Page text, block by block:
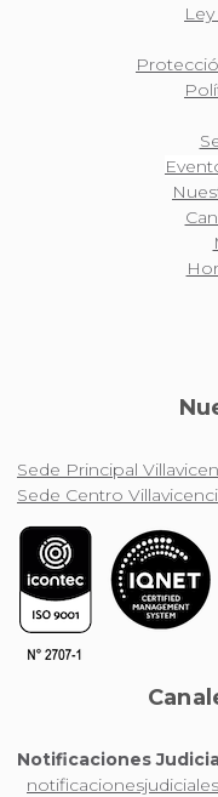
Sede Principal
Sede Centro
Notificaciones